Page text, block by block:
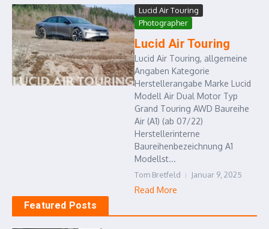
Lucid Air Touring
Photographer
Lucid Air Touring
Lucid Air Touring, allgemeine
Angaben Kategorie
Herstellerangabe Marke Lucid
Modell Air Dual Motor Typ
Grand Touring AWD Baureihe
Air (A1) (ab 07/22)
Herstellerinterne
Baureihenbezeichnung A1
Modellst...
Tom Bretfeld Januar 9, 2025
Read More
Featured Posts